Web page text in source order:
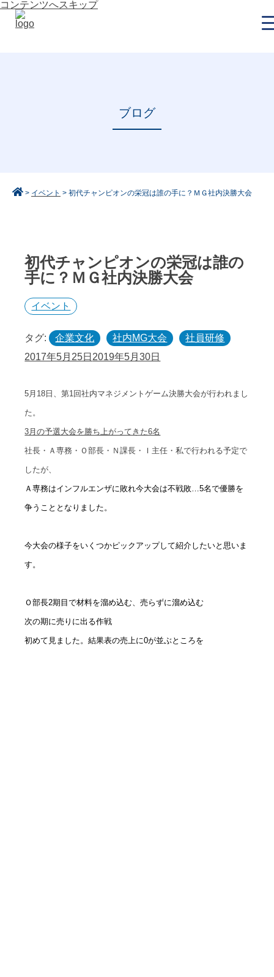
コンテンツへスキップ
ブログ
> イベント > 初代チャンピオンの栄冠は誰の手に？ＭＧ社内決勝大会
初代チャンピオンの栄冠は誰の
手に？ＭＧ社内決勝大会
イベント
タグ: 企業文化 社内MG大会
社員研修
2017年5月25日 2019年5月30日
5月18日、第1回社内マネジメントゲーム決勝大会が行われまし
た。
3月の予選大会を勝ち上がってきた6名
社長・Ａ専務・Ｏ部長・Ｎ課長・Ｉ主任・私で行われる予定で
したが、
Ａ専務はインフルエンザに敗れ今大会は不戦敗…5名で優勝を
争うこととなりました。
今大会の様子をいくつかピックアップして紹介したいと思いま
す。
Ｏ部長2期目で材料を溜め込む、売らずに溜め込む
次の期に売りに出る作戦
初めて見ました。結果表の売上に0が並ぶところを